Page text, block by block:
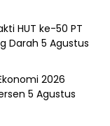
HUT ke-50 PT
Darah 5 Agustus
2026
5 Agustus